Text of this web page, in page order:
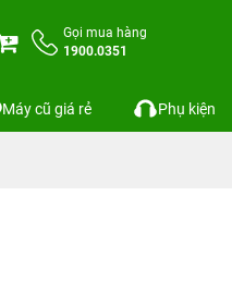
Gọi mua hàng
1900.0351
Máy cũ giá rẻ Phụ kiện